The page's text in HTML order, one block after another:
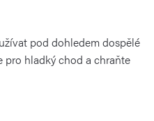
pod dohledem dospělé
pro hladký chod a chraňte